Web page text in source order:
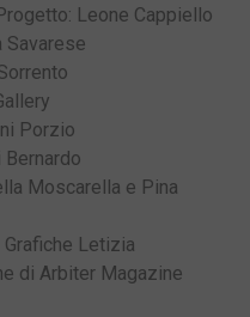
Leone Cappiello
Savarese
Porzio
Moscarella e Pina
Letizia
di Arbiter Magazine